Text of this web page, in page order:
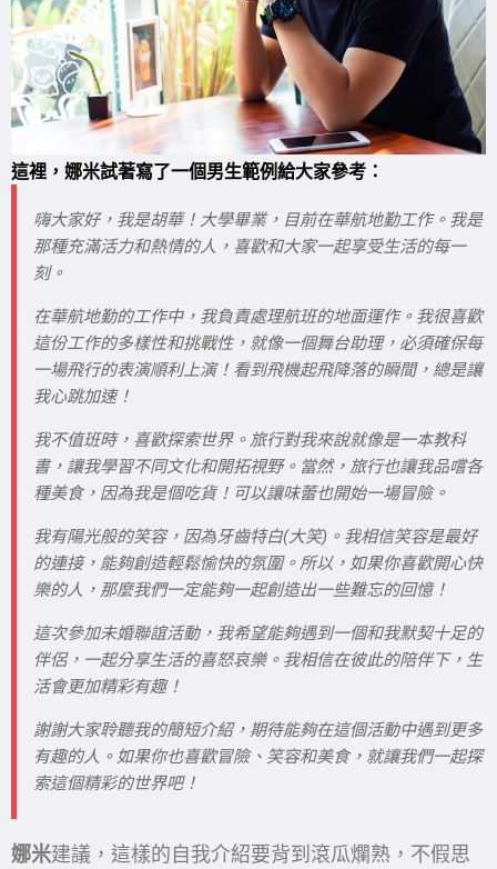
這裡，娜米試著寫了一個男生範例給大家參考：
嗨大家好，我是胡華！大學畢業，目前在華航地勤工作。我是
那種充滿活力和熱情的人，喜歡和大家一起享受生活的每一
刻。
在華航地勤的工作中，我負責處理航班的地面運作。我很喜歡
這份工作的多樣性和挑戰性，就像一個舞台助理，必須確保每
一場飛行的表演順利上演！看到飛機起飛降落的瞬間，總是讓
我心跳加速！
我不值班時，喜歡探索世界。旅行對我來說就像是一本教科
書，讓我學習不同文化和開拓視野。當然，旅行也讓我品嚐各
種美食，因為我是個吃貨！可以讓味蕾也開始一場冒險。
我有陽光般的笑容，因為牙齒特白(大笑)。我相信笑容是最好
的連接，能夠創造輕鬆愉快的氛圍。所以，如果你喜歡開心快
樂的人，那麼我們一定能夠一起創造出一些難忘的回憶！
這次參加未婚聯誼活動，我希望能夠遇到一個和我默契十足的
伴侶，一起分享生活的喜怒哀樂。我相信在彼此的陪伴下，生
活會更加精彩有趣！
謝謝大家聆聽我的簡短介紹，期待能夠在這個活動中遇到更多
有趣的人。如果你也喜歡冒險、笑容和美食，就讓我們一起探
索這個精彩的世界吧！
娜米建議，這樣的自我介紹要背到滾瓜爛熟，不假思